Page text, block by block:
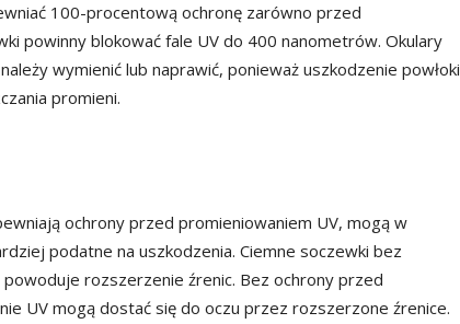
100-procentową ochronę zarówno przed
powinny blokować fale UV do 400 nanometrów. Okulary
wymienić lub naprawić, ponieważ uszkodzenie powłoki
promieni.
ochrony przed promieniowaniem UV, mogą w
podatne na uszkodzenia. Ciemne soczewki bez
powoduje rozszerzenie źrenic. Bez ochrony przed
UV mogą dostać się do oczu przez rozszerzone źrenice.